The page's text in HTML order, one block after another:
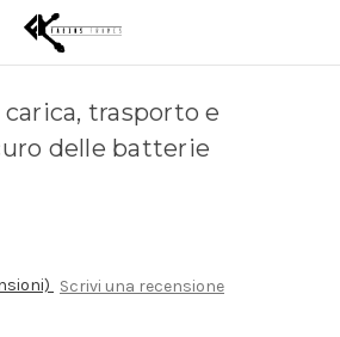
trasporto e
delle batterie
Scrivi una recensione